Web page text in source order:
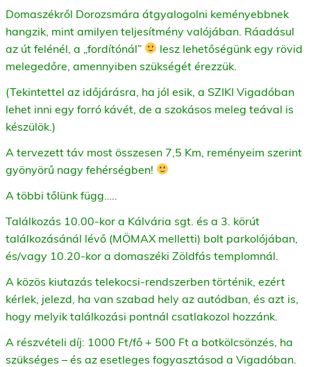
Domaszékről Dorozsmára átgyalogolni keményebbnek
hangzik, mint amilyen teljesítmény valójában. Ráadásul
az út felénél, a „fordítónál”
lesz lehetőségünk egy rövid
melegedőre, amennyiben szükségét érezzük.
(Tekintettel az időjárásra, ha jól esik, a SZIKI Vigadóban
lehet inni egy forró kávét, de a szokásos meleg teával is
készülök.)
A tervezett táv most összesen 7,5 Km, reményeim szerint
gyönyörű nagy fehérségben!
A többi tőlünk függ…..
Találkozás 10.00-kor a Kálvária sgt. és a 3. körút
találkozásánál lévő (MÖMAX melletti) bolt parkolójában,
és/vagy 10.20-kor a domaszéki Zöldfás templomnál.
A közös kiutazás telekocsi-rendszerben történik, ezért
kérlek, jelezd, ha van szabad hely az autódban, és azt is,
hogy melyik találkozási pontnál csatlakozol hozzánk.
A részvételi díj: 1000 Ft/fő + 500 Ft a botkölcsönzés, ha
szükséges – és az esetleges fogyasztásod a Vigadóban.